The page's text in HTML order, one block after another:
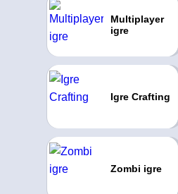
Multiplayer
igre
Igre Crafting
Zombi igre